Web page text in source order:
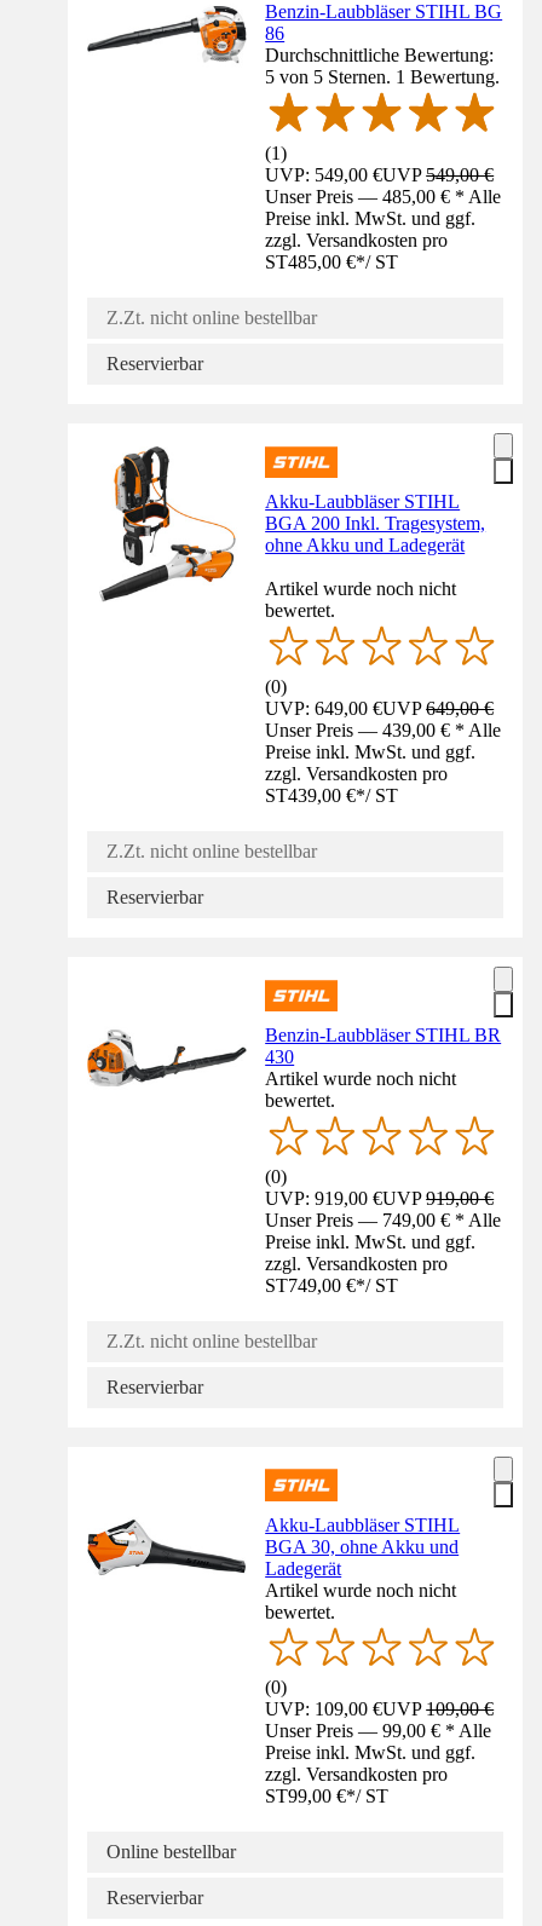
Benzin-Laubbläser STIHL BG
86
Durchschnittliche Bewertung:
5 von 5 Sternen. 1 Bewertung.
(1)
UVP: 549,00 €UVP549,00 €
Unser Preis — 485,00 € * Alle
Preise inkl. MwSt. und ggf.
zzgl. Versandkosten pro
ST485,00 €*/ ST
Z.Zt. nicht online bestellbar
Reservierbar
Akku-Laubbläser STIHL
BGA 200 Inkl. Tragesystem,
ohne Akku und Ladegerät
Artikel wurde noch nicht
bewertet.
(0)
UVP: 649,00 €UVP649,00 €
Unser Preis — 439,00 € * Alle
Preise inkl. MwSt. und ggf.
zzgl. Versandkosten pro
ST439,00 €*/ ST
Z.Zt. nicht online bestellbar
Reservierbar
Benzin-Laubbläser STIHL BR
430
Artikel wurde noch nicht
bewertet.
(0)
UVP: 919,00 €UVP919,00 €
Unser Preis — 749,00 € * Alle
Preise inkl. MwSt. und ggf.
zzgl. Versandkosten pro
ST749,00 €*/ ST
Z.Zt. nicht online bestellbar
Reservierbar
Akku-Laubbläser STIHL
BGA 30, ohne Akku und
Ladegerät
Artikel wurde noch nicht
bewertet.
(0)
UVP: 109,00 €UVP109,00 €
Unser Preis — 99,00 € * Alle
Preise inkl. MwSt. und ggf.
zzgl. Versandkosten pro
ST99,00 €*/ ST
Online bestellbar
Reservierbar